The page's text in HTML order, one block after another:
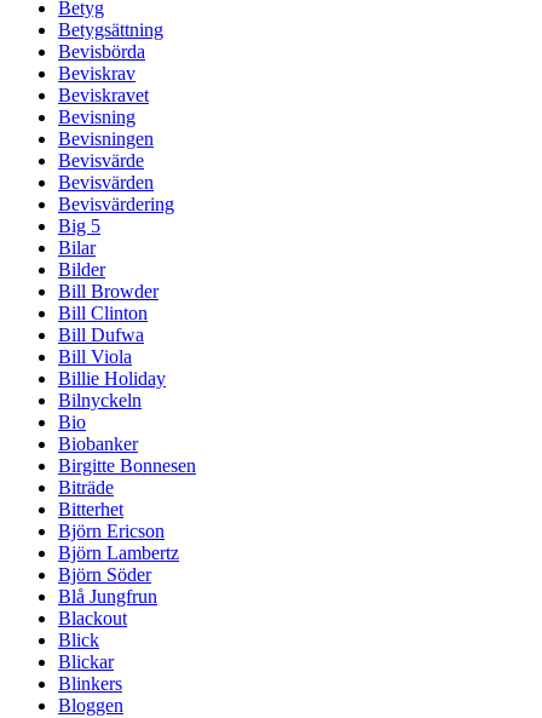
Betyg
Betygsättning
Bevisbörda
Beviskrav
Beviskravet
Bevisning
Bevisningen
Bevisvärde
Bevisvärden
Bevisvärdering
Big 5
Bilar
Bilder
Bill Browder
Bill Clinton
Bill Dufwa
Bill Viola
Billie Holiday
Bilnyckeln
Bio
Biobanker
Birgitte Bonnesen
Biträde
Bitterhet
Björn Ericson
Björn Lambertz
Björn Söder
Blå Jungfrun
Blackout
Blick
Blickar
Blinkers
Bloggen